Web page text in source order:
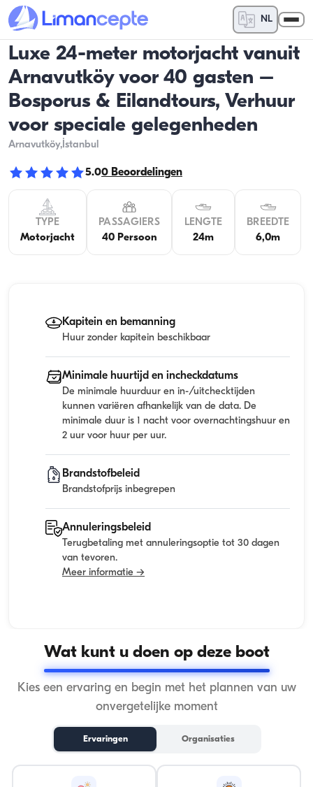
NL
Luxe 24-meter motorjacht vanuit
Arnavutköy voor 40 gasten –
Bosporus & Eilandtours, Verhuur
voor speciale gelegenheden
Arnavutköy,İstanbul
5.00 Beoordelingen
TYPE
Motorjacht
PASSAGIERS
40 Persoon
LENGTE
24m
BREEDTE
6,0m
Kapitein en bemanning
Huur zonder kapitein beschikbaar
Minimale huurtijd en incheckdatums
De minimale huurduur en in-/uitchecktijden
kunnen variëren afhankelijk van de data. De
minimale duur is 1 nacht voor overnachtingshuur en
2 uur voor huur per uur.
Brandstofbeleid
Brandstofprijs inbegrepen
Annuleringsbeleid
Terugbetaling met annuleringsoptie tot 30 dagen
van tevoren.
Meer informatie →
Wat kunt u doen op deze boot
Kies een ervaring en begin met het plannen van uw
onvergetelijke moment
Ervaringen Organisaties